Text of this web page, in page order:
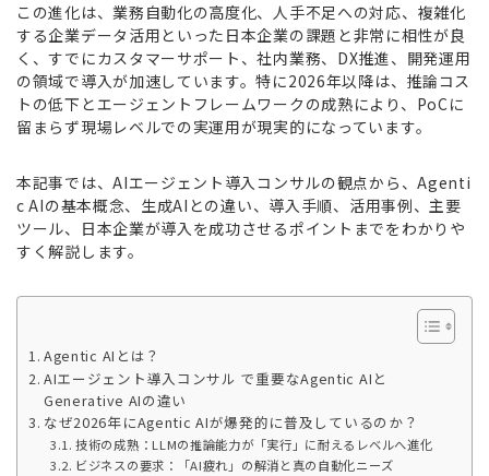
この進化は、業務自動化の高度化、人手不足への対応、複雑化
する企業データ活用といった日本企業の課題と非常に相性が良
く、すでにカスタマーサポート、社内業務、DX推進、開発運用
の領域で導入が加速しています。特に2026年以降は、推論コス
トの低下とエージェントフレームワークの成熟により、PoCに
留まらず現場レベルでの実運用が現実的になっています。
本記事では、AIエージェント導入コンサルの観点から、Agenti
c AIの基本概念、生成AIとの違い、導入手順、活用事例、主要
ツール、日本企業が導入を成功させるポイントまでをわかりや
すく解説します。
Agentic AIとは？
AIエージェント導入コンサル で重要なAgentic AIと
Generative AIの違い
なぜ2026年にAgentic AIが爆発的に普及しているのか？
技術の成熟：LLMの推論能力が「実行」に耐えるレベルへ進化
ビジネスの要求：「AI疲れ」の解消と真の自動化ニーズ